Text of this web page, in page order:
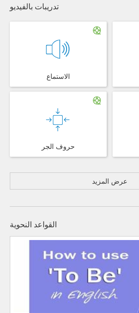
تدريبات بالفيديو
الاستماع
حروف الجر
عرض المزيد
القواعد النحوية